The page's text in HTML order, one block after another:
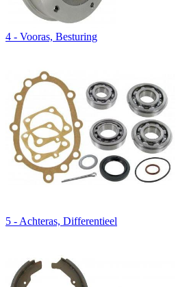
4 - Vooras, Besturing
5 - Achteras, Differentieel